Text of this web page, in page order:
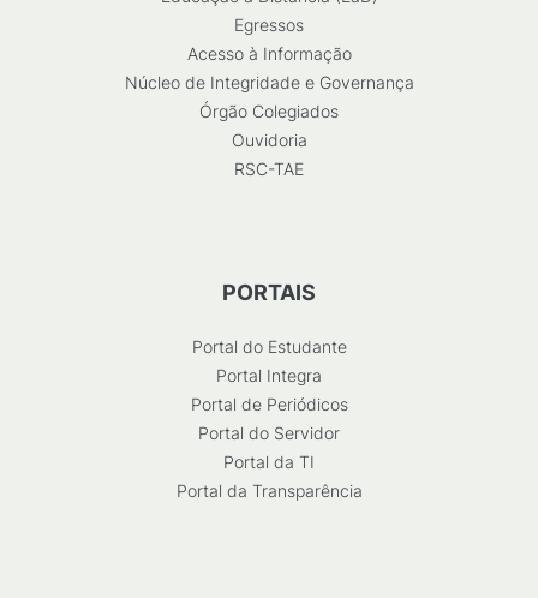
Egressos
Acesso à Informação
Núcleo de Integridade e Governança
Órgão Colegiados
Ouvidoria
RSC-TAE
PORTAIS
Portal do Estudante
Portal Integra
Portal de Periódicos
Portal do Servidor
Portal da TI
Portal da Transparência